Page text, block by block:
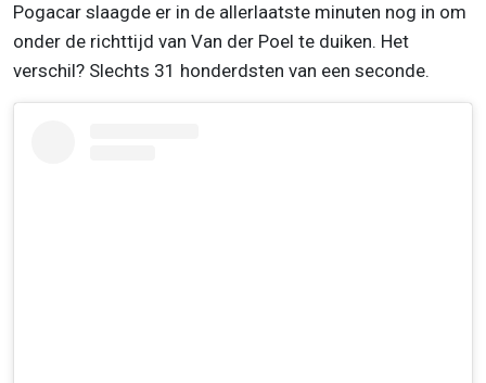
Pogacar slaagde er in de allerlaatste minuten nog in om
onder de richttijd van Van der Poel te duiken. Het
verschil? Slechts 31 honderdsten van een seconde.